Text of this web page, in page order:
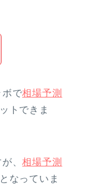
ボで相場予測
トできま
が、相場予測
なっていま